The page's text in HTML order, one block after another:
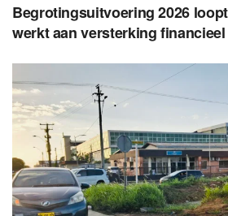
Begrotingsuitvoering 2026
werkt aan versterking